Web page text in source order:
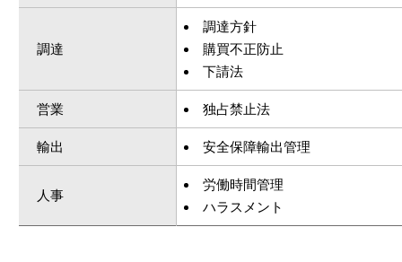
調達
調達方針
購買不正防止
下請法
営業
独占禁止法
輸出
安全保障輸出管理
人事
労働時間管理
ハラスメント